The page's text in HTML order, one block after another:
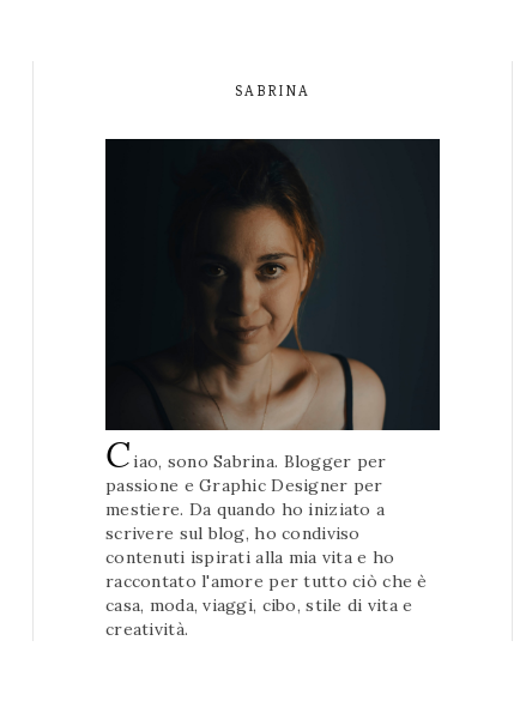
SABRINA
Ciao, sono Sabrina. Blogger per
passione e Graphic Designer per
mestiere. Da quando ho iniziato a
scrivere sul blog, ho condiviso
contenuti ispirati alla mia vita e ho
raccontato l'amore per tutto ciò che è
casa, moda, viaggi, cibo, stile di vita e
creatività.